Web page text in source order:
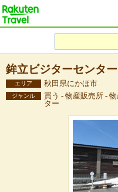
鉾立ビジターセンター
エリア 秋田県にかほ市
ジャンル
買う - 物産販売所 -
ター